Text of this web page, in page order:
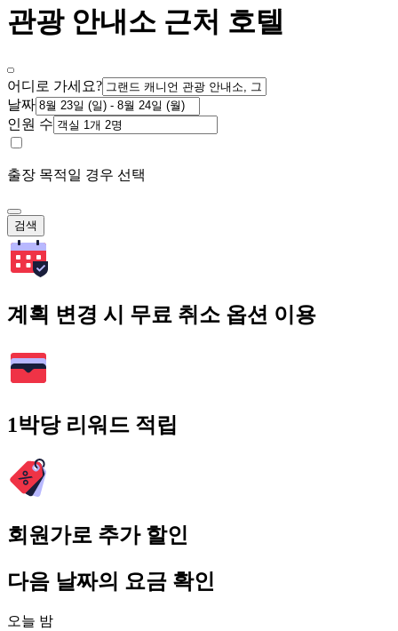
관광 안내소 근처 호텔
어디로 가세요?
날짜
인원 수
출장 목적일 경우 선택
검색
계획 변경 시 무료 취소 옵션 이용
1박당 리워드 적립
회원가로 추가 할인
다음 날짜의 요금 확인
오늘 밤